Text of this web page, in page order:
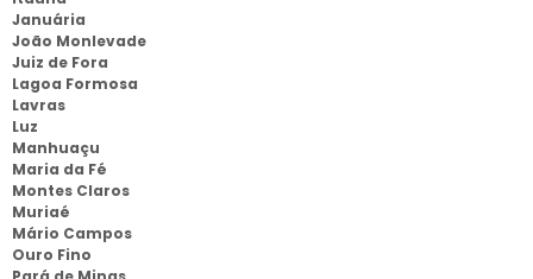
Januária
João Monlevade
Juiz de Fora
Lagoa Formosa
Lavras
Luz
Manhuaçu
Maria da Fé
Montes Claros
Muriaé
Mário Campos
Ouro Fino